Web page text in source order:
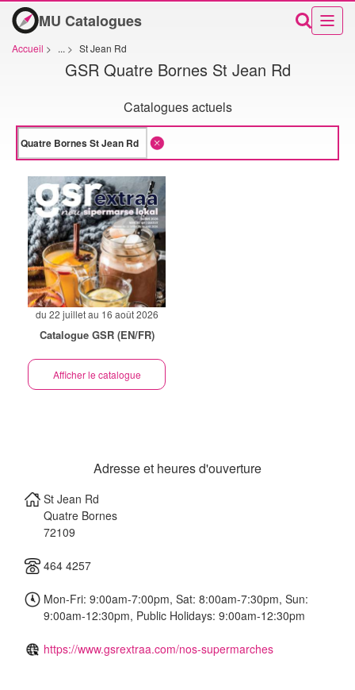
MU Catalogues
Accueil > ... > St Jean Rd
GSR Quatre Bornes St Jean Rd
Catalogues actuels
du 22 juillet au 16 août 2026
Catalogue GSR (EN/FR)
Afficher le catalogue
Adresse et heures d'ouverture
St Jean Rd
Quatre Bornes
72109
464 4257
Mon-Fri: 9:00am-7:00pm, Sat: 8:00am-7:30pm, Sun:
9:00am-12:30pm, Public Holidays: 9:00am-12:30pm
https://www.gsrextraa.com/nos-supermarches